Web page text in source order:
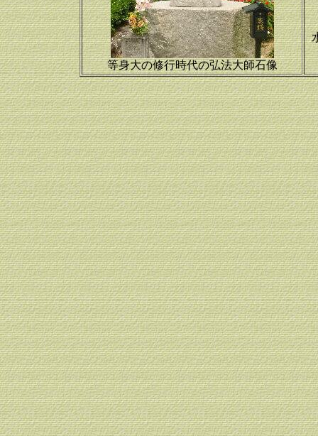
等身大の修行時代の弘法大師石像